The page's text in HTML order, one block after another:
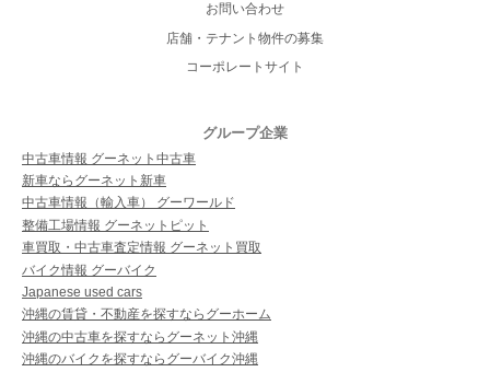
お問い合わせ
店舗・テナント物件の募集
コーポレートサイト
グループ企業
中古車情報 グーネット中古車
新車ならグーネット新車
中古車情報（輸入車） グーワールド
整備工場情報 グーネットピット
車買取・中古車査定情報 グーネット買取
バイク情報 グーバイク
Japanese used cars
沖縄の賃貸・不動産を探すならグーホーム
沖縄の中古車を探すならグーネット沖縄
沖縄のバイクを探すならグーバイク沖縄